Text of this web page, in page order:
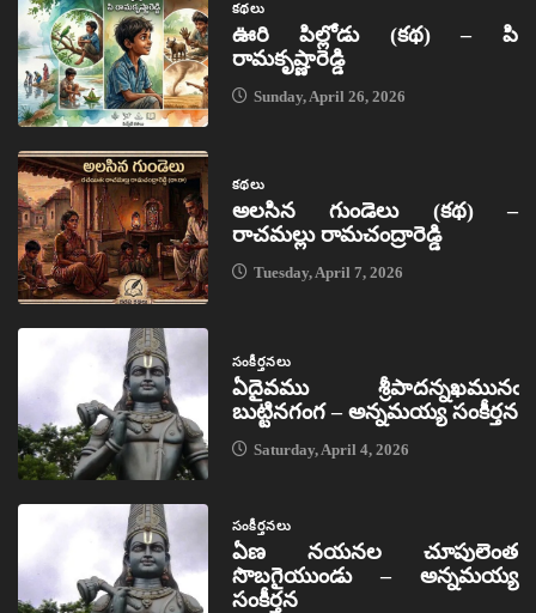
కథలు
ఊరి పిల్లోడు (కథ) – పి
రామకృష్ణారెడ్డి
Sunday, April 26, 2026
కథలు
అలసిన గుండెలు (కథ) –
రాచమల్లు రామచంద్రారెడ్డి
Tuesday, April 7, 2026
సంకీర్తనలు
ఏదైవము శ్రీపాదన్నఖమునఁ
బుట్టినగంగ – అన్నమయ్య సంకీర్తన
Saturday, April 4, 2026
సంకీర్తనలు
ఏణ నయనల చూపులెంత
సొబగైయుండు – అన్నమయ్య
సంకీర్తన